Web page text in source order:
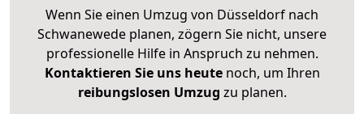
Wenn Sie einen Umzug von Düsseldorf nach
Schwanewede planen, zögern Sie nicht, unsere
professionelle Hilfe in Anspruch zu nehmen.
Kontaktieren Sie uns heutenoch, um Ihren
reibungslosen Umzug zu planen.